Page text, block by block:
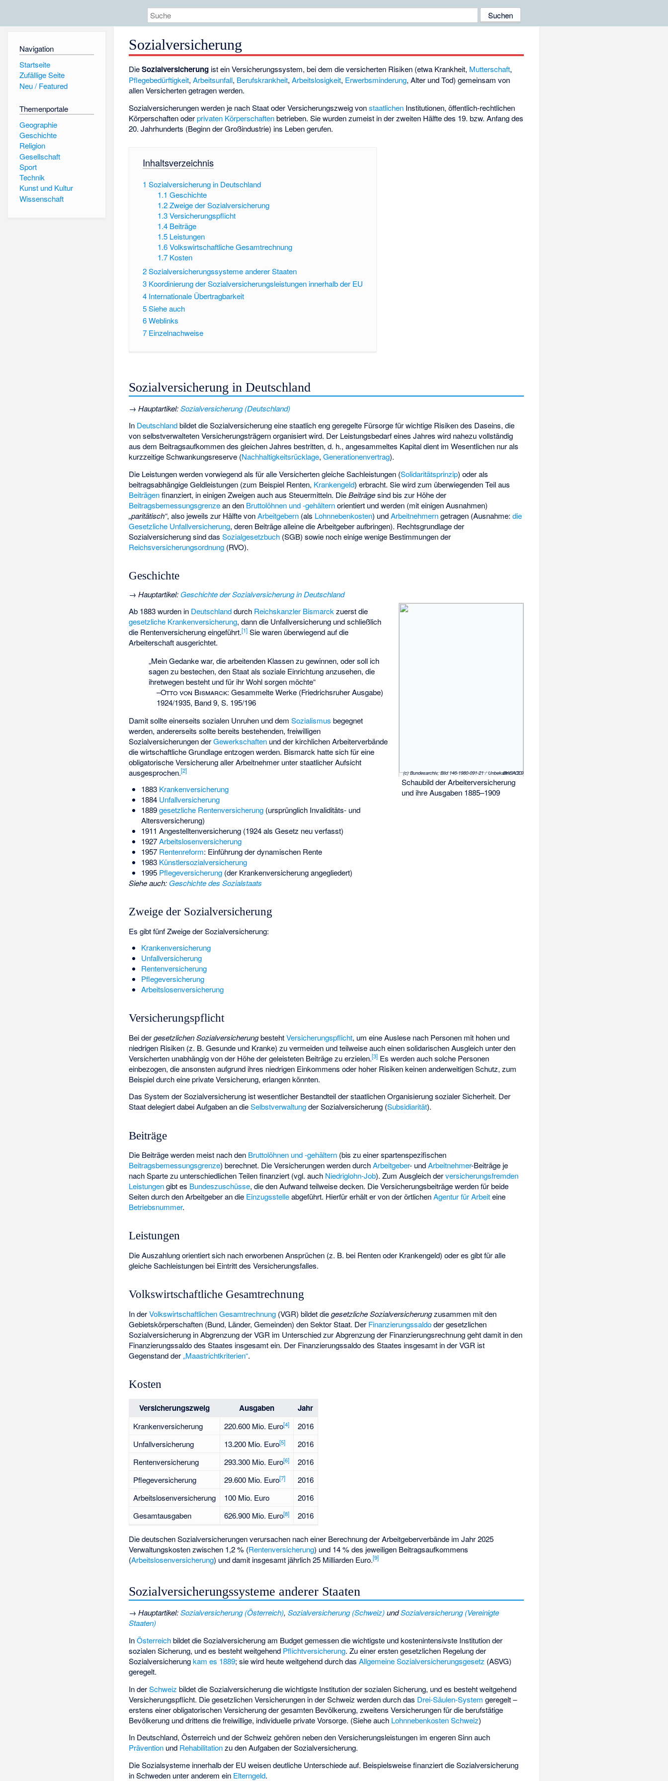
Navigation
Startseite
Zufällige Seite
Neu / Featured
Themenportale
Geographie
Geschichte
Religion
Gesellschaft
Sport
Technik
Kunst und Kultur
Wissenschaft
Sozialversicherung
DieSozialversicherung ist ein Versicherungssystem, bei dem die versicherten Risiken (etwa Krankheit, Mutterschaft,
Pflegebedürftigkeit,Arbeitsunfall, Berufskrankheit,Arbeitslosigkeit, Erwerbsminderung, Alter und Tod) gemeinsam von
allen Versicherten getragen werden.
Sozialversicherungen werden je nach Staat oder Versicherungszweig vonstaatlichen Institutionen, öffentlich-rechtlichen
Körperschaften oderprivaten Körperschaftenbetrieben. Sie wurden zumeist in der zweiten Hälfte des 19. bzw. Anfang des
20. Jahrhunderts (Beginn der Großindustrie) ins Leben gerufen.
Inhaltsverzeichnis
1 Sozialversicherung in Deutschland
1.1 Geschichte
1.2 Zweige der Sozialversicherung
1.3 Versicherungspflicht
1.4 Beiträge
1.5 Leistungen
1.6 Volkswirtschaftliche Gesamtrechnung
1.7 Kosten
2Sozialversicherungssysteme anderer Staaten
3 Koordinierung der Sozialversicherungsleistungen innerhalb der EU
4 Internationale Übertragbarkeit
5Siehe auch
6Weblinks
7 Einzelnachweise
Sozialversicherung in Deutschland
→Hauptartikel:Sozialversicherung (Deutschland)
In Deutschlandbildet die Sozialversicherung eine staatlich eng geregelte Fürsorge für wichtige Risiken des Daseins, die
von selbstverwalteten Versicherungsträgern organisiert wird. Der Leistungsbedarf eines Jahres wird nahezu vollständig
aus dem Beitragsaufkommen des gleichen Jahres bestritten, d. h., angesammeltes Kapital dient im Wesentlichen nur als
kurzzeitige Schwankungsreserve (Nachhaltigkeitsrücklage,Generationenvertrag).
Die Leistungen werden vorwiegend als für alle Versicherten gleiche Sachleistungen (Solidaritätsprinzip) oder als
beitragsabhängige Geldleistungen (zum Beispiel Renten, Krankengeld) erbracht. Sie wird zum überwiegenden Teil aus
Beiträgenfinanziert, in einigen Zweigen auch aus Steuermitteln. DieBeiträgesind bis zur Höhe der
Beitragsbemessungsgrenzean den Bruttolöhnen und -gehälternorientiert und werden (mit einigen Ausnahmen)
„paritätisch“, also jeweils zur Hälfte vonArbeitgebern (als Lohnnebenkosten) undArbeitnehmerngetragen (Ausnahme:die
Gesetzliche Unfallversicherung, deren Beiträge alleine die Arbeitgeber aufbringen). Rechtsgrundlage der
Sozialversicherung sind dasSozialgesetzbuch (SGB) sowie noch einige wenige Bestimmungen der
Reichsversicherungsordnung (RVO).
Geschichte
→Hauptartikel: Geschichte der Sozialversicherung in Deutschland
(c) Bundesarchiv, Bild 146-1980-091-21 / Unbekannt/ CC-BY-SA 3.0
Schaubild der Arbeiterversicherung
und ihre Ausgaben 1885–1909
Ab 1883 wurden in Deutschlanddurch Reichskanzler Bismarckzuerst die
gesetzliche Krankenversicherung, dann die Unfallversicherung und schließlich
die Rentenversicherung eingeführt.[1] Sie waren überwiegend auf die
Arbeiterschaft ausgerichtet.
„Mein Gedanke war, die arbeitenden Klassen zu gewinnen, oder soll ich
sagen zu bestechen, den Staat als soziale Einrichtung anzusehen, die
ihretwegen besteht und für ihr Wohl sorgen möchte“
–Otto von Bismarck: Gesammelte Werke (Friedrichsruher Ausgabe)
1924/1935, Band 9, S. 195/196
Damit sollte einerseits sozialen Unruhen und demSozialismus begegnet
werden, andererseits sollte bereits bestehenden, freiwilligen
Sozialversicherungen derGewerkschaften und der kirchlichenArbeiterverbände
die wirtschaftliche Grundlage entzogen werden. Bismarck hatte sich für eine
obligatorische Versicherung aller Arbeitnehmer unter staatlicher Aufsicht
ausgesprochen.[2]
1883 Krankenversicherung
1884 Unfallversicherung
1889gesetzliche Rentenversicherung(ursprünglich Invaliditäts- und
Altersversicherung)
1911 Angestelltenversicherung(1924 als Gesetz neu verfasst)
1927Arbeitslosenversicherung
1957 Rentenreform: Einführung der dynamischen Rente
1983 Künstlersozialversicherung
1995 Pflegeversicherung(der Krankenversicherung angegliedert)
Siehe auch: Geschichte des Sozialstaats
Zweige der Sozialversicherung
Es gibt fünf Zweige der Sozialversicherung:
Krankenversicherung
Unfallversicherung
Rentenversicherung
Pflegeversicherung
Arbeitslosenversicherung
Versicherungspflicht
Bei dergesetzlichen SozialversicherungbestehtVersicherungspflicht, um eine Auslese nach Personen mit hohen und
niedrigen Risiken (z. B. Gesunde und Kranke) zu vermeiden und teilweise auch einen solidarischen Ausgleich unter den
Versicherten unabhängig von der Höhe der geleisteten Beiträge zu erzielen.[3] Es werden auch solche Personen
einbezogen, die ansonsten aufgrund ihres niedrigen Einkommens oder hoher Risiken keinen anderweitigen Schutz, zum
Beispiel durch eine private Versicherung, erlangen könnten.
Das System der Sozialversicherung ist wesentlicher Bestandteil der staatlichen Organisierung sozialer Sicherheit. Der
Staat delegiert dabei Aufgaben an dieSelbstverwaltungder Sozialversicherung (Subsidiarität).
Beiträge
Die Beiträge werden meist nach den Bruttolöhnen und -gehältern (bis zu einer spartenspezifischen
Beitragsbemessungsgrenze) berechnet. Die Versicherungen werden durchArbeitgeber- undArbeitnehmer-Beiträge je
nach Sparte zu unterschiedlichen Teilen finanziert (vgl. auch Niedriglohn-Job). Zum Ausgleich derversicherungsfremden
Leistungengibt es Bundeszuschüsse, die den Aufwand teilweise decken. Die Versicherungsbeiträge werden für beide
Seiten durch den Arbeitgeber an die Einzugsstelleabgeführt. Hierfür erhält er von der örtlichenAgentur für Arbeiteine
Betriebsnummer.
Leistungen
Die Auszahlung orientiert sich nach erworbenen Ansprüchen (z. B. bei Renten oder Krankengeld) oder es gibt für alle
gleiche Sachleistungen bei Eintritt des Versicherungsfalles.
Volkswirtschaftliche Gesamtrechnung
In derVolkswirtschaftlichen Gesamtrechnung (VGR) bildet diegesetzliche Sozialversicherungzusammen mit den
Gebietskörperschaften (Bund, Länder, Gemeinden) den Sektor Staat. Der Finanzierungssaldoder gesetzlichen
Sozialversicherung in Abgrenzung der VGR im Unterschied zur Abgrenzung der Finanzierungsrechnung geht damit in den
Finanzierungssaldo des Staates insgesamt ein. Der Finanzierungssaldo des Staates insgesamt in der VGR ist
Gegenstand der„Maastrichtkriterien“.
Kosten
Versicherungszweig Ausgaben Jahr
Krankenversicherung 220.600 Mio. Euro[4]
2016
Unfallversicherung
13.200 Mio. Euro[5]
2016
Rentenversicherung
293.300 Mio. Euro[6]
2016
Pflegeversicherung
29.600 Mio. Euro[7]
2016
Arbeitslosenversicherung
100 Mio. Euro
2016
Gesamtausgaben
626.900 Mio. Euro[8] 2016
Die deutschen Sozialversicherungen verursachen nach einer Berechnung der Arbeitgeberverbände im Jahr 2025
Verwaltungskosten zwischen 1,2 % (Rentenversicherung) und 14 % des jeweiligen Beitragsaufkommens
(Arbeitslosenversicherung) und damit insgesamt jährlich 25 Milliarden Euro.[9]
Sozialversicherungssysteme anderer Staaten
→Hauptartikel:Sozialversicherung (Österreich),Sozialversicherung (Schweiz)undSozialversicherung (Vereinigte
Staaten)
InÖsterreichbildet die Sozialversicherung am Budget gemessen die wichtigste und kostenintensivste Institution der
sozialen Sicherung, und es besteht weitgehend Pflichtversicherung. Zu einer ersten gesetzlichen Regelung der
Sozialversicherungkam es 1889; sie wird heute weitgehend durch dasAllgemeine Sozialversicherungsgesetz (ASVG)
geregelt.
In derSchweiz bildet die Sozialversicherung die wichtigste Institution der sozialen Sicherung, und es besteht weitgehend
Versicherungspflicht. Diegesetzlichen Versicherungen in der Schweiz werden durch das Drei-Säulen-System geregelt –
erstens einer obligatorischen Versicherung der gesamten Bevölkerung, zweitens Versicherungen für die berufstätige
Bevölkerung und drittens die freiwillige, individuelle private Vorsorge. (Siehe auch Lohnnebenkosten Schweiz)
In Deutschland, Österreich und der Schweiz gehören neben den Versicherungsleistungen im engeren Sinn auch
Prävention und Rehabilitationzu den Aufgaben der Sozialversicherung.
Die Sozialsysteme innerhalb der EU weisen deutliche Unterschiede auf. Beispielsweise finanziert dieSozialversicherung
in Schweden unter anderem ein Elterngeld.